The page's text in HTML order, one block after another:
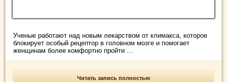
Ученые работают над новым лекарством от климакса, которое
блокирует особый рецептор в головном мозге и помогает
женщинам более комфортно пройти ...
Читать запись полностью